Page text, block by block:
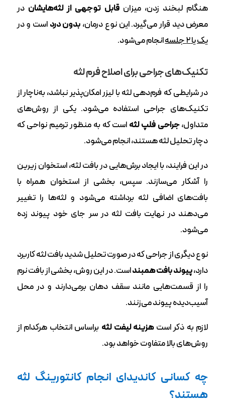
هنگام لبخند زدن، میزانقابل‌ توجهی از لثه‌هایشان در
معرض دید قرار می‌گیرد. این نوع درمان،بدون درداست و در
یک یا ۲ جلسه
انجام می‌شود.
تکنیک‌های جراحی برای اصلاح فرم لثه
در شرایطی که فرم‌دهی لثه با لیزر امکان‌پذیر نباشد، به‌ناچار از
تکنیک‌های جراحی استفاده می‌شود. یکی از روش‌های
متداول،جراحی فلپ لثهاست که به منظور ترمیم نواحی که
دچار تحلیل لثه هستند، انجام می‌شود.
در این فرایند، با ایجاد برش‌هایی در بافت لثه، استخوان زیرین
را آشکار می‌سازند. سپس، بخشی از استخوان همراه با
بافت‌های اضافی لثه برداشته می‌شود و لثه‌ها را تغییر
می‌دهند در نهایت بافت لثه در سر جای خود پیوند زده
می‌شود.
نوع دیگری از جراحی که در صورت تحلیل شدید بافت لثه کاربرد
دارد،پیوند بافت همبنداست. در این روش، بخشی از بافت نرم
را از قسمت‌هایی مانند سقف دهان برمی‌دارند و در محل
آسیب‌دیده پیوند می‌زنند.
لازم به ذکر استهزینه لیفت لثه براساس انتخاب هرکدام از
روش‌های بالا متفاوت خواهد بود.
چه کسانی کاندیدای انجام کانتورینگ لثه
هستند؟